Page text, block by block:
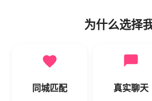
为什么选择
同城匹配 真实聊天